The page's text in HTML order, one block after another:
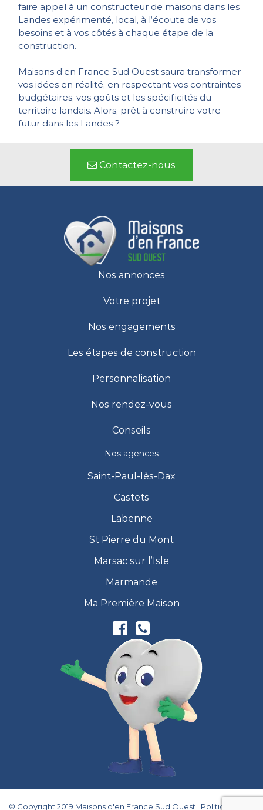
faire appel à un constructeur de maisons dans les
Landes expérimenté, local, à l’écoute de vos
besoins et à vos côtés à chaque étape de la
construction.
Maisons d’en France Sud Ouest saura transformer
vos idées en réalité, en respectant vos contraintes
budgétaires, vos goûts et les spécificités du
territoire landais. Alors, prêt à construire votre
futur dans les Landes ?
Contactez-nous
Nos annonces
Votre projet
Nos engagements
Les étapes de construction
Personnalisation
Nos rendez-vous
Conseils
Nos agences
Saint-Paul-lès-Dax
Castets
Labenne
St Pierre du Mont
Marsac sur l’Isle
Marmande
Ma Première Maison
© Copyright 2019 Maisons d'en France Sud Ouest | Politique de